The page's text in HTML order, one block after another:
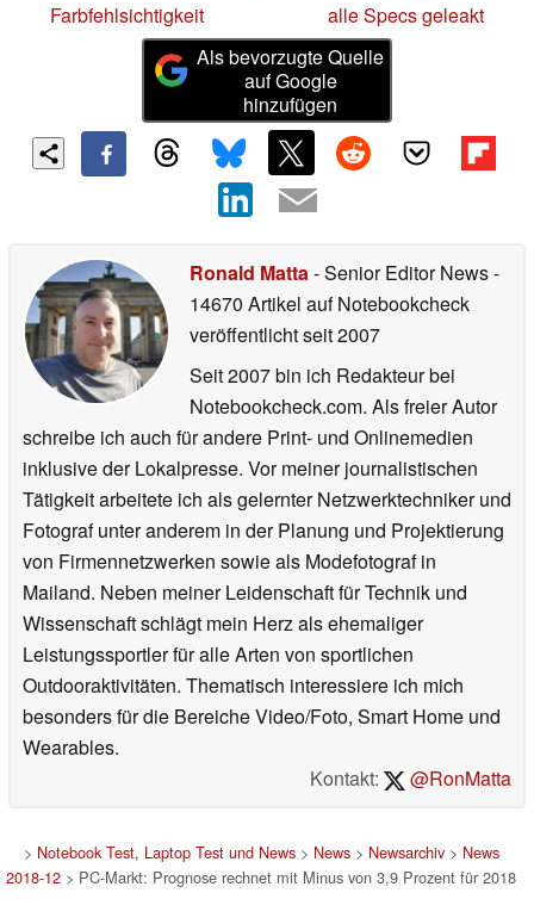
Farbfehlsichtigkeit
alle Specs geleakt
Als bevorzugte Quelle
auf Google
hinzufügen
Ronald Matta- Senior Editor News-
14670 Artikel auf Notebookcheck
veröffentlichtseit 2007
Seit 2007 bin ich Redakteur bei
Notebookcheck.com. Als freier Autor
schreibe ich auch für andere Print- und Onlinemedien
inklusive der Lokalpresse. Vor meiner journalistischen
Tätigkeit arbeitete ich als gelernter Netzwerktechniker und
Fotograf unter anderem in der Planung und Projektierung
von Firmennetzwerken sowie als Modefotograf in
Mailand. Neben meiner Leidenschaft für Technik und
Wissenschaft schlägt mein Herz als ehemaliger
Leistungssportler für alle Arten von sportlichen
Outdooraktivitäten. Thematisch interessiere ich mich
besonders für die Bereiche Video/Foto, Smart Home und
Wearables.
Kontakt:
@RonMatta
> Notebook Test, Laptop Test und News> News> Newsarchiv> News
2018-12 > PC-Markt: Prognose rechnet mit Minus von 3,9 Prozent für 2018